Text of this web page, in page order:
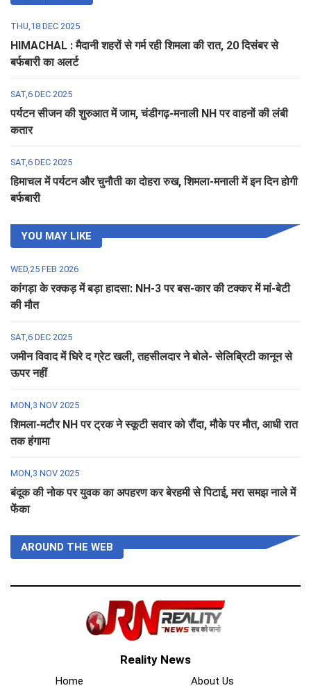
THU,18 DEC 2025
HIMACHAL : मैदानी शहरों से गर्म रही शिमला की रात, 20 दिसंबर से
बर्फबारी का अलर्ट
SAT,6 DEC 2025
पर्यटन सीजन की शुरुआत में जाम, चंडीगढ़-मनाली NH पर वाहनों की लंबी
कतार
SAT,6 DEC 2025
हिमाचल में पर्यटन और चुनौती का दोहरा रुख, शिमला-मनाली में इन दिन होगी
बर्फबारी
YOU MAY LIKE
WED,25 FEB 2026
कांगड़ा के रक्कड़ में बड़ा हादसा: NH-3 पर बस-कार की टक्कर में मां-बेटी
की मौत
SAT,6 DEC 2025
जमीन विवाद में घिरे द ग्रेट खली, तहसीलदार ने बोले- सेलिब्रिटी कानून से
ऊपर नहीं
MON,3 NOV 2025
शिमला-मटौर NH पर ट्रक ने स्कूटी सवार को रौंदा, मौके पर मौत, आधी रात
तक हंगामा
MON,3 NOV 2025
बंदूक की नोक पर युवक का अपहरण कर बेरहमी से पिटाई, मरा समझ नाले में
फेंका
AROUND THE WEB
Reality News
Home
About Us